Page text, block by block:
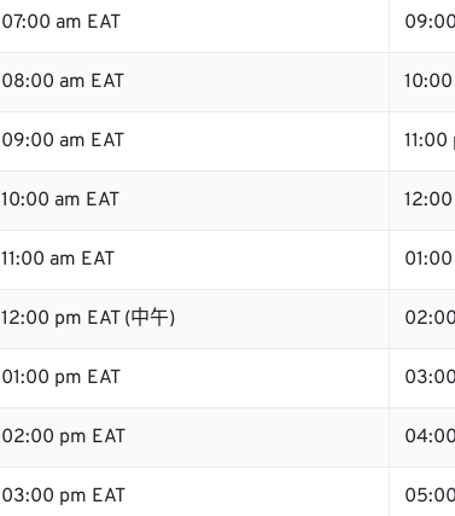
07:00 am EAT
08:00 am EAT
09:00 am EAT 11:00
10:00 am EAT
11:00 am EAT
12:00 pm EAT (中午)
01:00 pm EAT
02:00 pm EAT
03:00 pm EAT